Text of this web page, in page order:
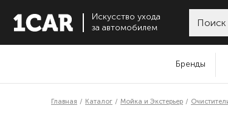
Искусство ухода
за автомобилем
Бренды
Главная Каталог Мойка и Экстерьер